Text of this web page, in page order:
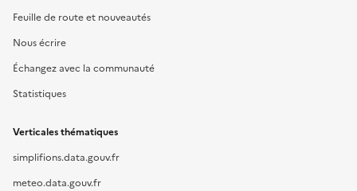
Feuille de route et nouveautés
Nous écrire
Échangez avec la communauté
Statistiques
Verticales thématiques
simplifions.data.gouv.fr
meteo.data.gouv.fr